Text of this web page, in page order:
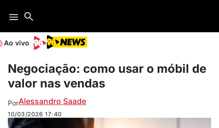
Ao vivo
Negociação: como usar o móbil de
valor nas vendas
PorAlessandro Saade
10/03/2026 17:40